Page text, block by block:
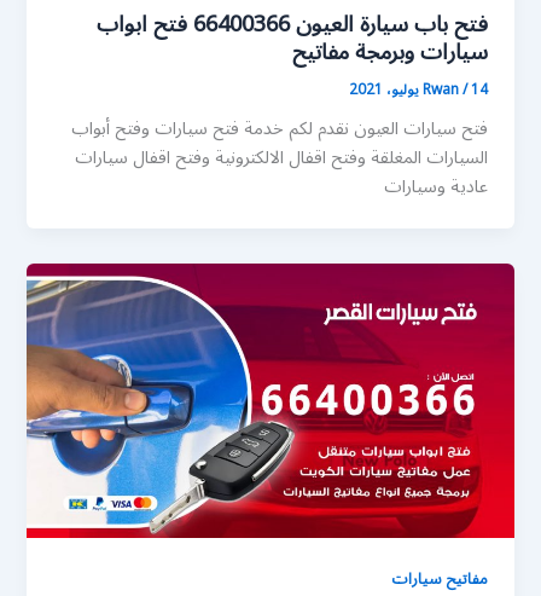
فتح باب سيارة العيون 66400366 فتح ابواب
سيارات وبرمجة مفاتيح
Rwan/14 يوليو، 2021
فتح سيارات العيون نقدم لكم خدمة فتح سيارات وفتح أبواب
السيارات المغلقة وفتح اقفال الالكترونية وفتح اقفال سيارات
عادية وسيارات
مفاتيح سيارات